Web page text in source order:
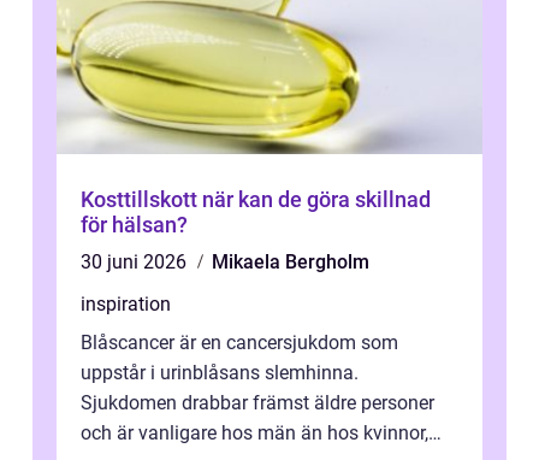
Kosttillskott när kan de göra skillnad
för hälsan?
30 juni 2026
Mikaela Bergholm
inspiration
Blåscancer är en cancersjukdom som
uppstår i urinblåsans slemhinna.
Sjukdomen drabbar främst äldre personer
och är vanligare hos män än hos kvinnor,